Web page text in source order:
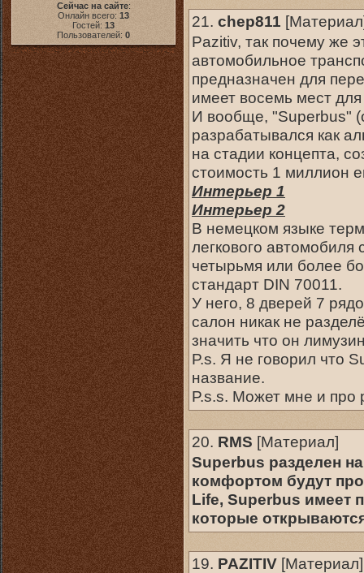
Сейчас на сайте:
Онлайн всего: 13
Гостей: 13
Пользователей: 0
21. chep811 [Материал
Pazitiv, так почему же
автомобильное
предназначен для
имеет восемь мест
И вообще, "Superbus"
разрабатывался как
на стадии концепта,
стоимость 1 миллион
Интерьер 1
Интерьер 2
В немецком языке
легкового
четырьмя или более
стандарт DIN 70011.
У него, 8 дверей 7
салон никак не
значить что он
P.s. Я не говорил что
название.
P.s.s. Может мне и про
20. RMS [Материал]
Superbus разделен
комфортом будут
Life, Superbus имеет
которые
19. PAZITIV [Материал]